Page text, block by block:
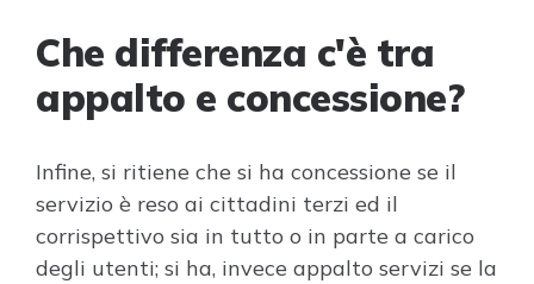
Che differenza c'è tra
appalto e concessione?
Infine, si ritiene che si ha concessione se il
servizio è reso ai cittadini terzi ed il
corrispettivo sia in tutto o in parte a carico
degli utenti; si ha, invece appalto servizi se la